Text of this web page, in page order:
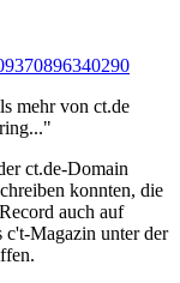
mehr von ct.de
ct.de-Domain
konnten, die
auch auf
Magazin unter der